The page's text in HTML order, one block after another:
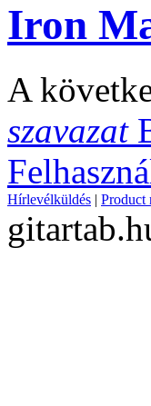
Iron
A
szavazat
Hírlevélküldés | Product